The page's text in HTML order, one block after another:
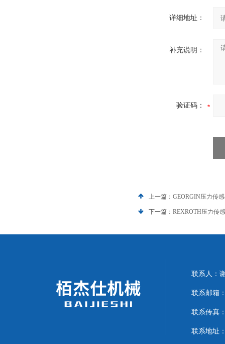
详细地址：
补充说明：
验证码：
上一篇： GEORGIN压力传
下一篇： REXROTH压力传
联系人：
联系邮箱
联系传真
联系地址